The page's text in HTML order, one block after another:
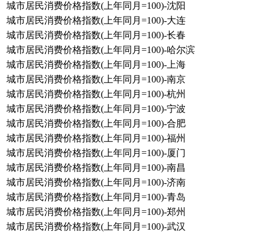
城市居民消费价格指数(上年同月=100)-沈阳
城市居民消费价格指数(上年同月=100)-大连
城市居民消费价格指数(上年同月=100)-长春
城市居民消费价格指数(上年同月=100)-哈尔滨
城市居民消费价格指数(上年同月=100)-上海
城市居民消费价格指数(上年同月=100)-南京
城市居民消费价格指数(上年同月=100)-杭州
城市居民消费价格指数(上年同月=100)-宁波
城市居民消费价格指数(上年同月=100)-合肥
城市居民消费价格指数(上年同月=100)-福州
城市居民消费价格指数(上年同月=100)-厦门
城市居民消费价格指数(上年同月=100)-南昌
城市居民消费价格指数(上年同月=100)-济南
城市居民消费价格指数(上年同月=100)-青岛
城市居民消费价格指数(上年同月=100)-郑州
城市居民消费价格指数(上年同月=100)-武汉